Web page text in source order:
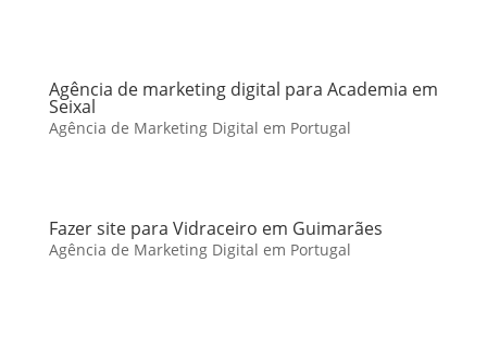
Agência de marketing digital para Academia em
Seixal
Agência de Marketing Digital em Portugal
Fazer site para Vidraceiro em Guimarães
Agência de Marketing Digital em Portugal